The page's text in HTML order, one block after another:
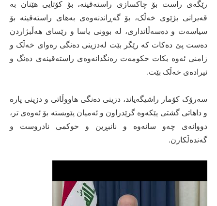
رێگه‌ی راست بۆ چاکسازی راسته‌قینه‌، بۆ کۆتایی هێنان به‌
قه‌یرانی بژێوی خه‌ڵک، بۆ گەڕاندنەوەی بەھای راستەقینە بۆ
سیاسەت و دەسەڵاتداری، له‌ بوونی یاسا و رێسای هه‌ڵبژاردن
ده‌ست پێ دەکات که‌ رێگر بێت له‌دزینی ده‌نگی ره‌وای خه‌ڵک و
زامنی ئه‌وه‌ بکات حکومه‌ت ره‌نگدانه‌وه‌ی راسته‌قینه‌ی ده‌نگ و
ئیرادەی خه‌ڵک بێت.
سەرۆک کۆمار راشیگەیاند، دزینی دەنگی هاووڵاتی و دزینی پارە
و داهاتی گشتی پێکەوە گرێدراون و ئەمیان پێویستە بۆ ئەوەی تر،
دووانەی چەو سانەوە و نانبڕین و حوکمی نادروست و
گه‌نده‌ڵکارن.